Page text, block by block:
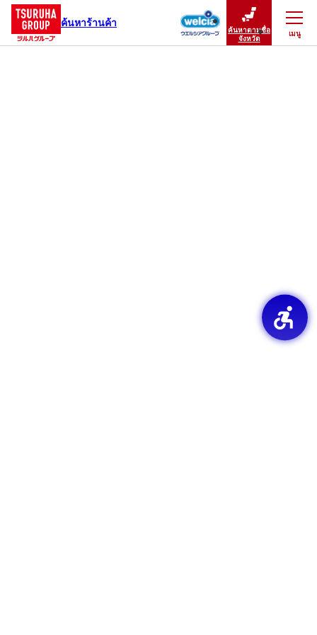
ค้นหาร้านค้า
ค้นหาตามชื่อ
จังหวัด
เมนู
ปิดเมนู